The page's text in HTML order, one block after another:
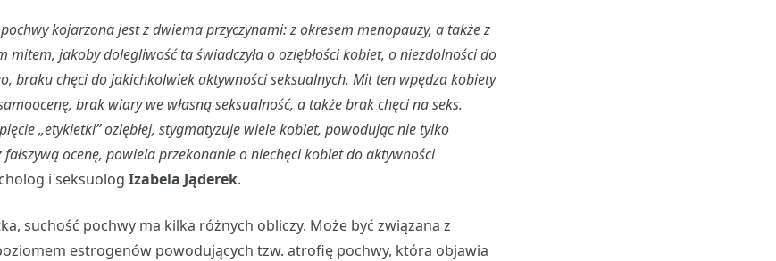
kojarzona jest z dwiema przyczynami: z okresem menopauzy, a także z
mitem, jakoby dolegliwość ta świadczyła o oziębłości kobiet, o niezdolności do
braku chęci do jakichkolwiek aktywności seksualnych. Mit ten wpędza kobiety
brak wiary we własną seksualność, a także brak chęci na seks.
„etykietki” oziębłej, stygmatyzuje wiele kobiet, powodując nie tylko
ocenę, powiela przekonanie o niechęci kobiet do aktywności
i seksuolog Izabela Jąderek.
suchość pochwy ma kilka różnych obliczy. Może być związana z
estrogenów powodujących tzw. atrofię pochwy, która objawia